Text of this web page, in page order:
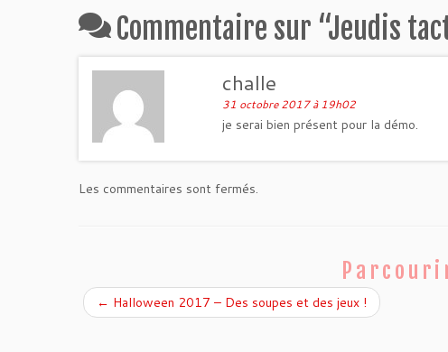
o
k
r
Commentaire sur “Jeudis
challe
31 octobre 2017 à 19h02
je serai bien présent pour la démo.
Les commentaires sont fermés.
← Halloween 2017 – Des soupes et des jeux !